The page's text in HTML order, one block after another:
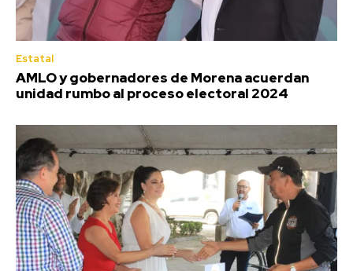
Estatal
AMLO y gobernadores de Morena acuerdan
unidad rumbo al proceso electoral 2024